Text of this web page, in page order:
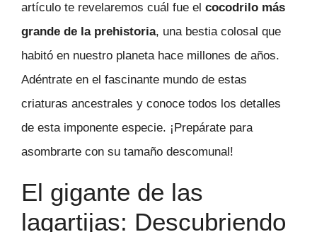
artículo te revelaremos cuál fue el cocodrilo más
grande de la prehistoria, una bestia colosal que
habitó en nuestro planeta hace millones de años.
Adéntrate en el fascinante mundo de estas
criaturas ancestrales y conoce todos los detalles
de esta imponente especie. ¡Prepárate para
asombrarte con su tamaño descomunal!
El gigante de las
lagartijas: Descubriendo